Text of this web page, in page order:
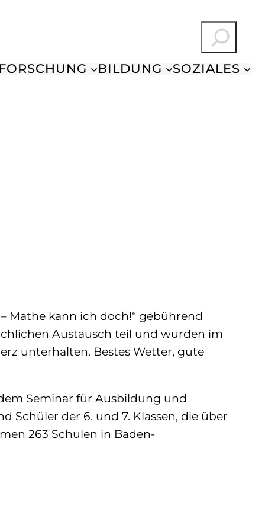
Suchen
BILDUNG SOZIALES
Mathe kann ich doch!“ gebührend
Austausch teil und wurden im
unterhalten. Bestes Wetter, gute
Seminar für Ausbildung und
Schüler der 6. und 7. Klassen, die über
263 Schulen in Baden-